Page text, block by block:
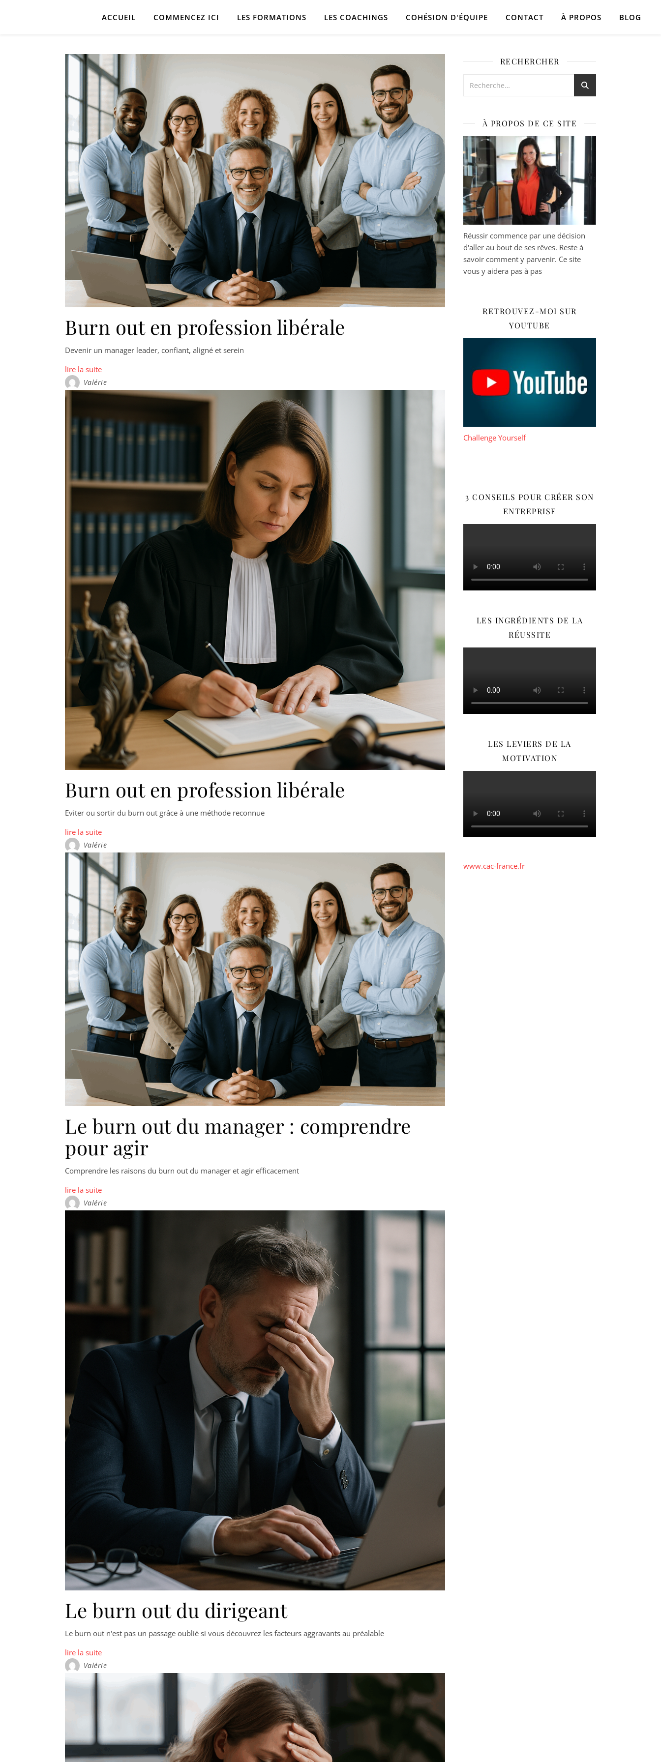
ACCUEIL COMMENCEZ ICI LES FORMATIONS LES COACHINGS COHÉSION D'ÉQUIPE CONTACT À PROPOS BLOG
Burn out en profession libérale
Devenir un manager leader, confiant, aligné et serein
lire la suite
Valérie
Burn out en profession libérale
Eviter ou sortir du burn out grâce à une méthode reconnue
lire la suite
Valérie
Le burn out du manager : comprendre
pour agir
Comprendre les raisons du burn out du manager et agir efficacement
lire la suite
Valérie
Le burn out du dirigeant
Le burn out n'est pas un passage oublié si vous découvrez les facteurs aggravants au préalable
lire la suite
Valérie
RECHERCHER
À PROPOS DE CE SITE
Réussir commence par une décision
d'aller au bout de ses rêves. Reste à
savoir comment y parvenir. Ce site
vous y aidera pas à pas
RETROUVEZ-MOI SUR
YOUTUBE
Challenge Yourself
3 CONSEILS POUR CRÉER SON
ENTREPRISE
LES INGRÉDIENTS DE LA
RÉUSSITE
LES LEVIERS DE LA
MOTIVATION
www.cac-france.fr